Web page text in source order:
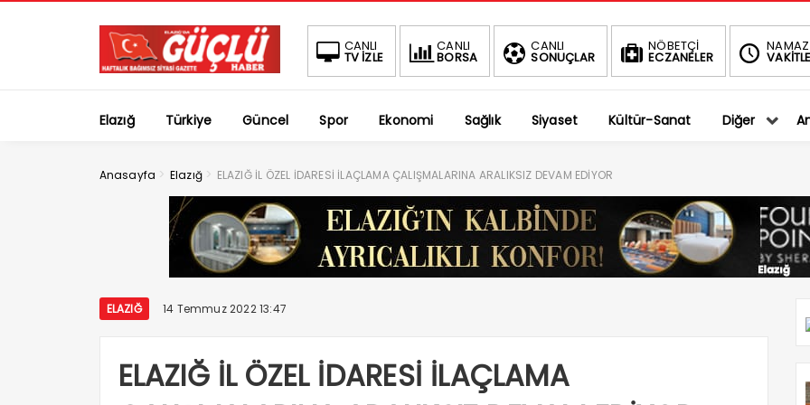
CANLI
TV İZLE
CANLI
BORSA
CANLI
SONUÇLAR
NÖBETÇİ
ECZANELER
NAMAZ
BIST
-0.75% 1.401,27
DOLAR
% 36,5794
Elazığ Türkiye Güncel Spor Ekonomi Sağlık Siyaset Kültür-Sanat Diğer
Anasayfa > Elazığ > ELAZIĞ İL ÖZEL İDARESİ İLAÇLAMA ÇALIŞMALARINA ARALIKSIZ DEVAM EDİYOR
ELAZIĞ 14 Temmuz 2022 13:47
ELAZIĞ İL ÖZEL İDARESİ İLAÇLAMA